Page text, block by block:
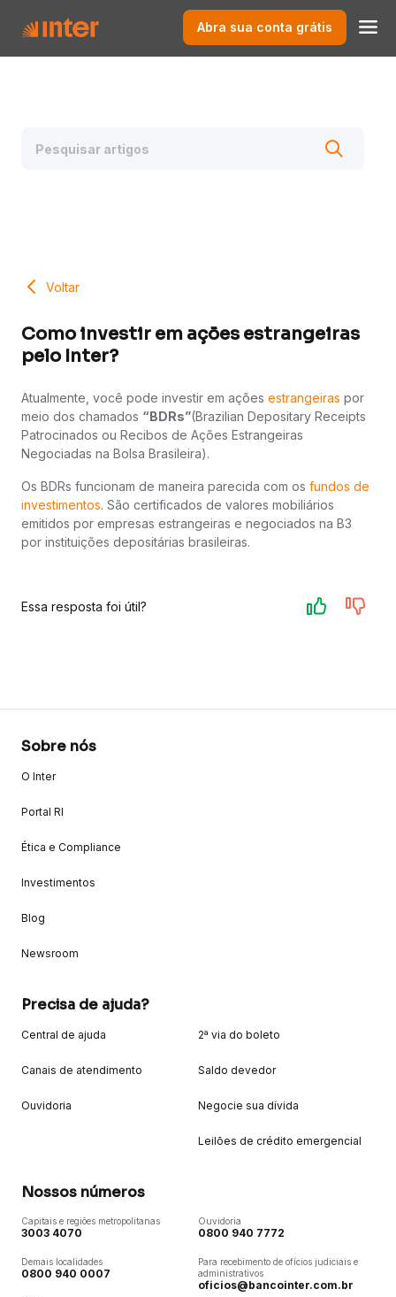
Abra sua conta grátis
Voltar
Como investir em ações estrangeiras
pelo Inter?
Atualmente, você pode investir em ações estrangeiras por
meio dos chamados “BDRs”(Brazilian Depositary Receipts
Patrocinados ou Recibos de Ações Estrangeiras
Negociadas na Bolsa Brasileira).
Os BDRs funcionam de maneira parecida com os fundos de
investimentos. São certificados de valores mobiliários
emitidos por empresas estrangeiras e negociados na B3
por instituições depositárias brasileiras.
Essa resposta foi útil?
Sobre nós
O Inter
Portal RI
Ética e Compliance
Investimentos
Blog
Newsroom
Precisa de ajuda?
Central de ajuda
Canais de atendimento
Ouvidoria
2ª via do boleto
Saldo devedor
Negocie sua dívida
Leilões de crédito emergencial
Nossos números
Capitais e regiões metropolitanas
3003 4070
Demais localidades
0800 940 0007
Ouvidoria
0800 940 7772
Para recebimento de ofícios judiciais e
administrativos
oficios@bancointer.com.br